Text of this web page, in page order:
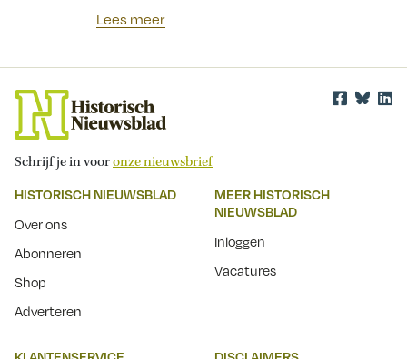
Lees meer
Schrijf je in vooronze nieuwsbrief
HISTORISCH NIEUWSBLAD
Over ons
Abonneren
Shop
Adverteren
MEER HISTORISCH
NIEUWSBLAD
Inloggen
Vacatures